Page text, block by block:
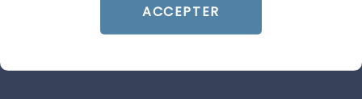
ACCEPTER